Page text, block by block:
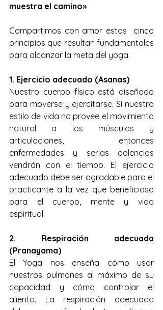
muestra el camino»
Compartimos con amor estos  cinco
principios que resultan fundamentales
para alcanzar la meta del yoga.
1. Ejercicio adecuado (Asanas)
Nuestro cuerpo físico está diseñado
para moverse y ejercitarse. Si nuestro
estilo de vida no provee el movimiento
natural a los músculos y
articulaciones, entonces
enfermedades y serias dolencias
vendrán con el tiempo. El ejercicio
adecuado debe ser agradable para el
practicante a la vez que beneficioso
para el cuerpo, mente y vida
espiritual.
2. Respiración adecuada
(Pranayama)
El Yoga nos enseña cómo usar
nuestros pulmones al máximo de su
capacidad y cómo controlar el
aliento. La respiración adecuada